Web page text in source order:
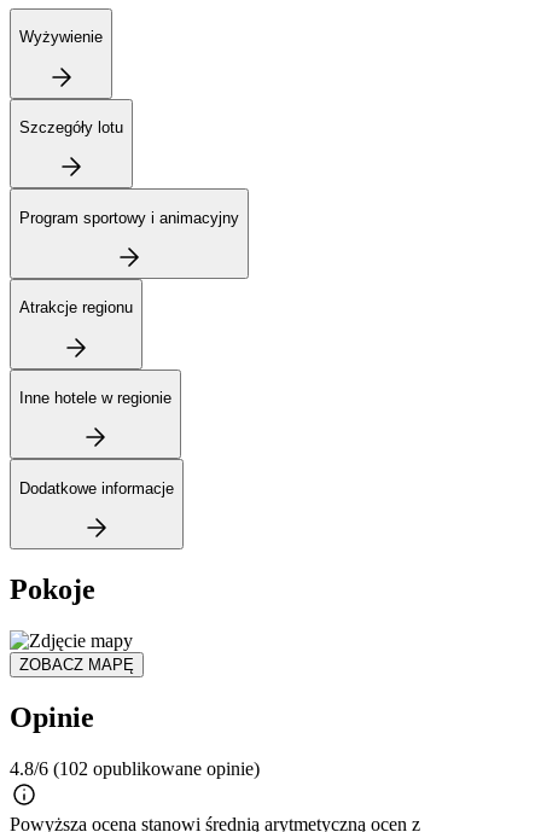
Wyżywienie
Szczegóły lotu
Program sportowy i animacyjny
Atrakcje regionu
Inne hotele w regionie
Dodatkowe informacje
Pokoje
ZOBACZ MAPĘ
Opinie
4.8/6 (102 opublikowane opinie)
Powyższa ocena stanowi średnią arytmetyczną ocen z